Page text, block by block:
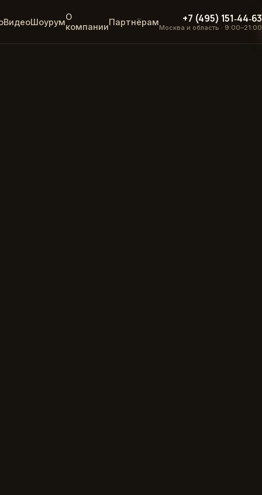
ВидеоШоурумО
компанииПартнёрам +7 (495) 151‑44‑63
Москва и область · 9:00–21:00